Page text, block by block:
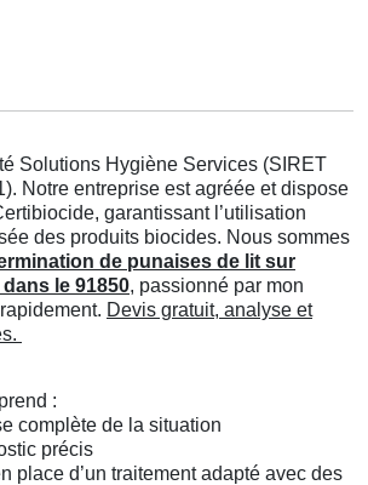
Solutions Hygiène Services (SIRET
Notre entreprise est agréée et dispose
garantissant l’utilisation
des produits biocides. Nous sommes
de punaises de lit sur
le 91850, passionné par mon
Devis gratuit, analyse et
:
complète de la situation
précis
place d’un traitement adapté avec des